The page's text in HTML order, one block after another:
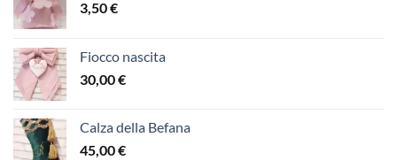
3,50€
Fiocco nascita
30,00€
Calza della Befana
45,00€